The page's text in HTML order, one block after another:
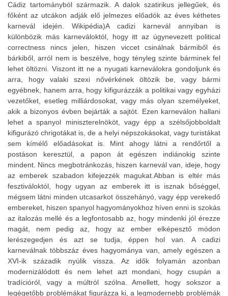
Cádiz tartományból származik. A dalok szatirikus jellegűek, és
főként az utcákon adják elő jelmezes előadók az éves kéthetes
karnevál idején. Wikipédia)A cadizi karnevál annyiban is
különbözik más karneváloktól, hogy itt az úgynevezett political
correctness nincs jelen, hiszen viccet csinálnak bármiből és
bárkiből, arról nem is beszélve, hogy tényleg szinte bárminek fel
lehet öltözni. Viszont itt ne a nyugati karneválokra gondoljunk és
arra, hogy valaki szexi nővérkének öltözik be, vagy bármi
egyébnek, hanem arra, hogy kifigurázzák a politikai vagy egyházi
vezetőket, esetleg milliárdosokat, vagy más olyan személyeket,
akik a bizonyos évben bejárták a sajtót. Ezen karneválon hallani
lehet a spanyol miniszterelnököt, vagy épp a szélsőjobboldalt
kifigurázó chrigotákat is, de a helyi népszokásokat, vagy turistákat
sem kímélő előadásokat is. Mint ahogy látni a rendőrtől a
postáson keresztül, a papon át egészen indiánokig szinte
mindent. Nincs megbotránkozás, hiszen karnevál van, ideje, hogy
az emberek szabadon kifejezzék magukat.Abban is eltér más
fesztiváloktól, hogy ugyan az emberek itt is isznak bőséggel,
mégsem látni minden utcasarkot összehányó, vagy épp verekedő
embereket, hiszen spanyol hagyományokhoz híven enni is szokás
az italozás mellé és a legfontosabb az, hogy mindenki jól érezze
magát, nem pedig az, hogy az ember elképesztő módon
lerészegedjen és azt se tudja, éppen hol van. A cadizi
karneválnak többszáz éves hagyománya van, amely egészen a
XVI-ik századik nyúlik vissza. Az idők folyamán azonban
modernizálódott és nem lehet azt mondani, hogy csupán a
tradícióról, vagy a múltról szólna. Amellett, hogy sokszor a
legégetőbb problémákat figurázza ki, a legmodernebb problémák